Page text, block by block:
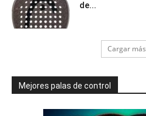
de...
Cargar más
Mejores palas de control